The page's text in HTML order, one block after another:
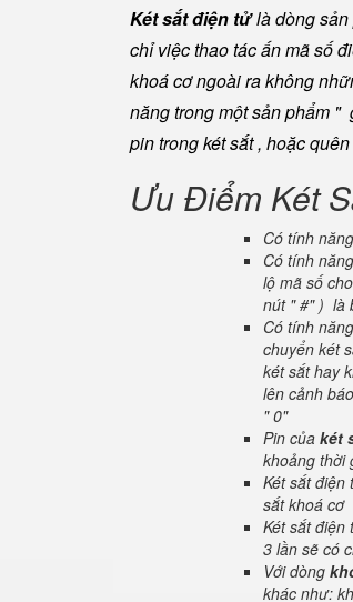
Két sắt điện tửlà dòng sản
chỉ việc thao tác ấn mã số
khoá cơ ngoài ra không
năng trong một sản phẩm "
pin trong két sắt , hoặc
Ưu Điểm Két
Có tính
Có tính
lộ mã số
nút " #" ) là
Có tính
chuyển két
két sắt hay
lên cảnh
" 0"
Pin của két
khoảng thời
Két sắt điện
sắt khoá cơ
Két sắt điện
3 lần sẽ có
Với dòng
khác như: